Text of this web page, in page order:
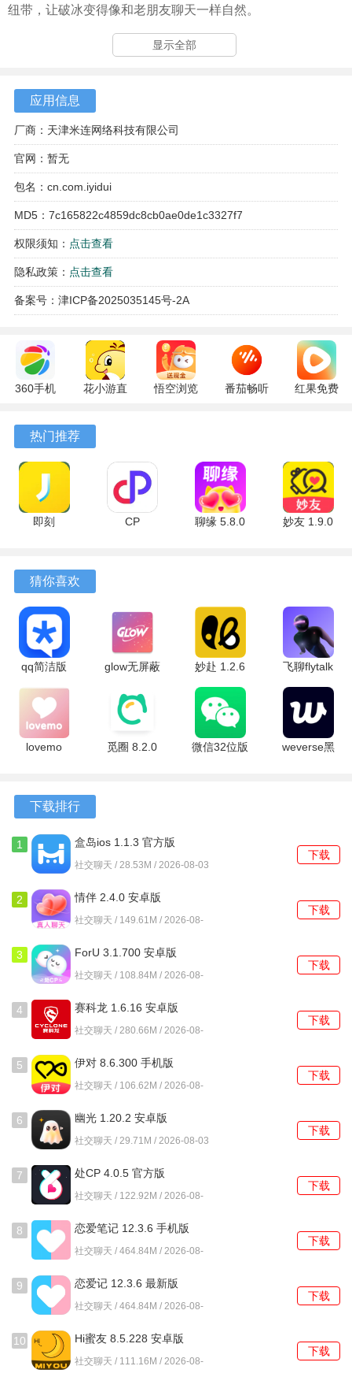
纽带，让破冰变得像和老朋友聊天一样自然。
软件亮点
1、视频通话时自带美颜滤镜和动态贴纸，让你在镜头前始终
展现最美好的状态。
2、系统会智能记录互动数据，悄悄帮你分析双方的好感进
3、虚拟礼物系统设计得很有心意，鲜花、爱心等小礼物都能
成为感情升温的催化剂。
软件功能
1、内置在线表白功能，当感觉对了的时候，一键就能传递心
意，让情感表达变得简单直接。
2、内容隐藏功能做得很细致，重要对话和互动记录都能妥善
保存，随时回顾美好瞬间。
3、位置共享和公共场所推荐服务，为线下见面提供多重保
障，让约会更加安心。
天伙伴，省去盲目寻找的麻烦。
cpnow怎么使用？
1、完成注册后先完善个人兴趣标签，系统会根据这些标签为
你推荐志同道合的伙伴。
2、在发现页面浏览推荐用户时，看到感兴趣的可以直接发送
3、进入私聊界面后，可以尝试使用动态贴纸和滤镜功能，让
4、当聊天氛围升温时，可以点击礼物图标选择合适的小礼物
5、如果想要表白心意，在聊天界面找到表白功能，选择预设
显示全部
应用信息
厂商：天津米连网络科技有限公司
官网：暂无
包名：cn.com.iyidui
MD5：7c165822c4859dc8cb0ae0de1c3327f7
权限须知： 点击查看
隐私政策： 点击查看
备案号：津ICP备2025035145号-2A
360手机
10.13.27
最新版
花小游直
17.9.56
悟空浏览
番茄畅听
红果免费
热门推荐
即刻
CP
聊缘 5.8.0
妙友 1.9.0
猜你喜欢
qq简洁版
版
glow无屏蔽
2.0.9 官方
版
妙赴 1.2.6
安卓版
飞聊flytalk
2.1.3 手机
版
lovemo
觅圈 8.2.0
微信32位版
weverse黑
下载排行
1 盒岛ios 1.1.3 官方版
社交聊天 / 28.53M / 2026-08-03
下载
2 情伴 2.4.0 安卓版
社交聊天 / 149.61M / 2026-08-
下载
3 ForU 3.1.700 安卓版
社交聊天 / 108.84M / 2026-08-
下载
4 赛科龙 1.6.16 安卓版
社交聊天 / 280.66M / 2026-08-
下载
5 伊对 8.6.300 手机版
社交聊天 / 106.62M / 2026-08-
下载
6 幽光 1.20.2 安卓版
社交聊天 / 29.71M / 2026-08-03
下载
7 处CP 4.0.5 官方版
社交聊天 / 122.92M / 2026-08-
下载
8 恋爱笔记 12.3.6 手机版
社交聊天 / 464.84M / 2026-08-
下载
9 恋爱记 12.3.6 最新版
社交聊天 / 464.84M / 2026-08-
下载
10 Hi蜜友 8.5.228 安卓版
社交聊天 / 111.16M / 2026-08-
下载